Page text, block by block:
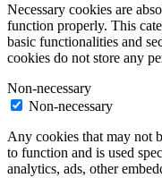
Necessary cookies are
function properly. This
basic functionalities and
cookies do not store any
Non-necessary
Non-necessary
Any cookies that may not
to function and is used
analytics, ads, other